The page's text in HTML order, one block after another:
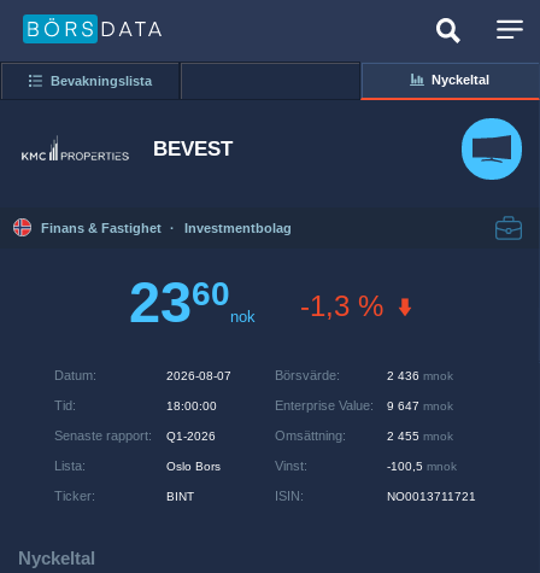
Bevakningslista Nyckeltal
BEVEST
Finans & Fastighet · Investmentbolag
2360
nok -1,3 %
Datum: 2026-08-07
Tid: 18:00:00
Senaste rapport: Q1-2026
Lista: Oslo Bors
Ticker: BINT
Börsvärde: 2 436 mnok
Enterprise Value: 9 647 mnok
Omsättning: 2 455 mnok
Vinst: -100,5 mnok
ISIN: NO0013711721
Nyckeltal